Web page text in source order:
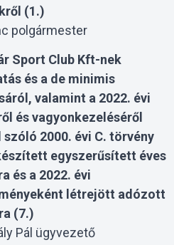
(1.)
polgármester
Sport Club Kft-nek
és a de minimis
valamint a 2022. évi
és vagyonkezeléséről
2000. évi C. törvény
egyszerűsített éves
és a 2022. évi
létrejött adózott
(7.)
Pál ügyvezető